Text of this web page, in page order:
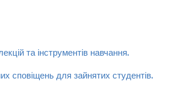
та інструментів навчання.
сповіщень для зайнятих студентів.